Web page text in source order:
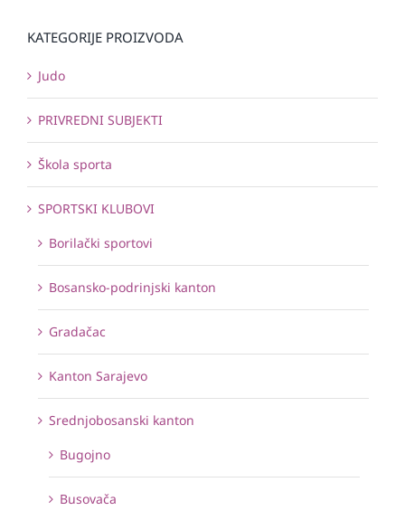
KATEGORIJE PROIZVODA
Judo
PRIVREDNI SUBJEKTI
Škola sporta
SPORTSKI KLUBOVI
Borilački sportovi
Bosansko-podrinjski kanton
Gradačac
Kanton Sarajevo
Srednjobosanski kanton
Bugojno
Busovača